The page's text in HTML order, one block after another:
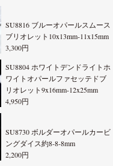
SU8816 ブルーオパールスムース
ブリオレット10x13mm-11x15mm
3,300円
SU8804 ホワイトデンドライトホ
ワイトオパールファセッテドブ
リオレット9x16mm-12x25mm
4,950円
SU8730 ボルダーオパールカービ
ングダイス約8-8-8mm
2,200円